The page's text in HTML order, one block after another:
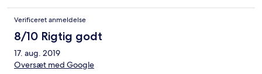
Verificeret anmeldelse
8/10 Rigtig godt
17. aug. 2019
Oversæt med Google